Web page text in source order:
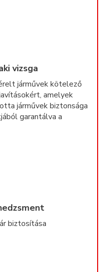
vizsga
járművek kötelező
amelyek
járművek biztonsága
garantálva a
biztosítása